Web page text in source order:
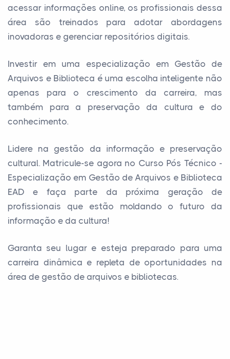
acessar informações online, os profissionais dessa
área são treinados para adotar abordagens
inovadoras e gerenciar repositórios digitais.
Investir em uma especialização em Gestão de
Arquivos e Biblioteca é uma escolha inteligente não
apenas para o crescimento da carreira, mas
também para a preservação da cultura e do
conhecimento.
Lidere na gestão da informação e preservação
cultural. Matricule-se agora no Curso Pós Técnico -
Especialização em Gestão de Arquivos e Biblioteca
EAD e faça parte da próxima geração de
profissionais que estão moldando o futuro da
informação e da cultura!
Garanta seu lugar e esteja preparado para uma
carreira dinâmica e repleta de oportunidades na
área de gestão de arquivos e bibliotecas.